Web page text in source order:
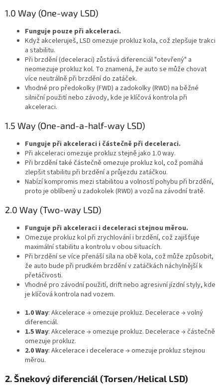
1.0 Way (One-way LSD)
Funguje pouze při akceleraci.
Když akceleruješ, LSD omezuje prokluz kola, což zlepšuje trakci
a stabilitu.
Při brzdění (deceleraci) zůstává diferenciál "otevřený" a
neomezuje prokluz kol. To znamená, že auto se může chovat
více neutrálně při brzdění do zatáček.
Vhodné pro předokolky (FWD) a zadokolky (RWD) na běžné
silniční použití nebo závody, kde je klíčová kontrola při
akceleraci.
1.5 Way (One-and-a-half-way LSD)
Funguje při akceleraci i částečně při deceleraci.
Při akceleraci omezuje prokluz stejně jako 1.0 way.
Při brzdění také částečně omezuje prokluz kol, což pomáhá
zlepšit stabilitu při brzdění a průjezdu zatáčkou.
Nabízí kompromis mezi stabilitou a volností pohybu při brzdění,
proto je oblíbený u zadokolek (RWD) a vozů na závodní tratě.
2.0 Way (Two-way LSD)
Funguje při akceleraci i deceleraci stejnou měrou.
Omezuje prokluz kol při zrychlování i brzdění, což zajišťuje
maximální stabilitu a kontrolu v obou situacích.
Při brzdění se více přenáší síla na obě kola, což může způsobit,
že auto bude při prudkém brzdění v zatáčkách náchylnější k
přetáčivosti.
Vhodné pro závodní použití, drift nebo agresivní jízdní styly, kde
je klíčová kontrola nad vozem.
1.0 Way: Akcelerace → omezuje prokluz. Decelerace → volný
diferenciál.
1.5 Way: Akcelerace → omezuje prokluz. Decelerace → částečně
omezuje prokluz.
2.0 Way: Akcelerace i decelerace → omezuje prokluz stejnou
měrou.
2. Šnekový diferenciál (Torsen/Helical LSD)